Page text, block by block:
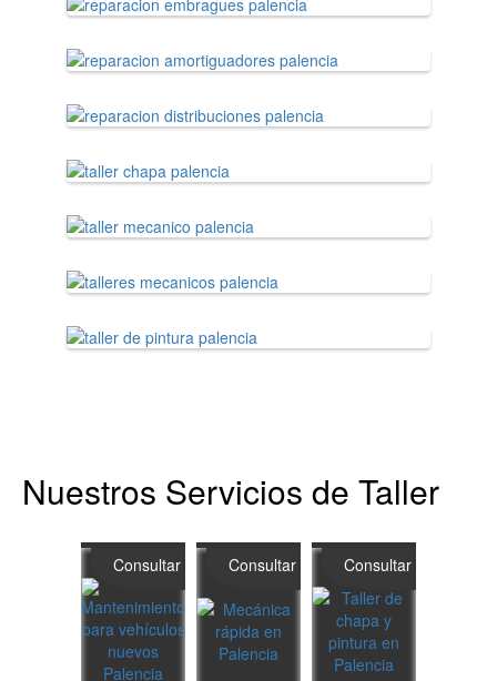
Nuestros Servicios de Taller
Consultar Consultar Consultar